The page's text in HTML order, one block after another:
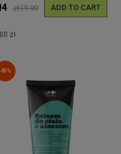
zł19.99 ADD TO CART
zł
-85%